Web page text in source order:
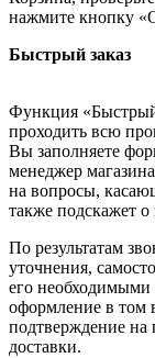
нажмите кнопку
Быстрый заказ
Функция «Быстрый
проходить всю
Вы заполняете
менеджер
на вопросы,
также подскажет о
По результатам
уточнения,
его необходимыми
оформление в том
подтверждение
доставки.